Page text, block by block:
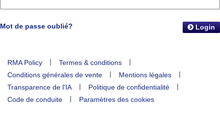
Mot de passe oublié? Login
RMA Policy | Termes & conditions
|
Conditions générales de vente
| Mentions légales
|
Transparence de l'IA
| Politique de confidentialité
|
Code de conduite
| Paramètres des cookies